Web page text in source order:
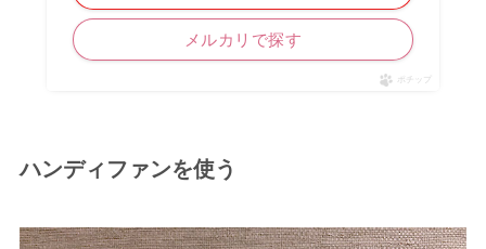
メルカリで探す
ポチップ
ハンディファンを使う